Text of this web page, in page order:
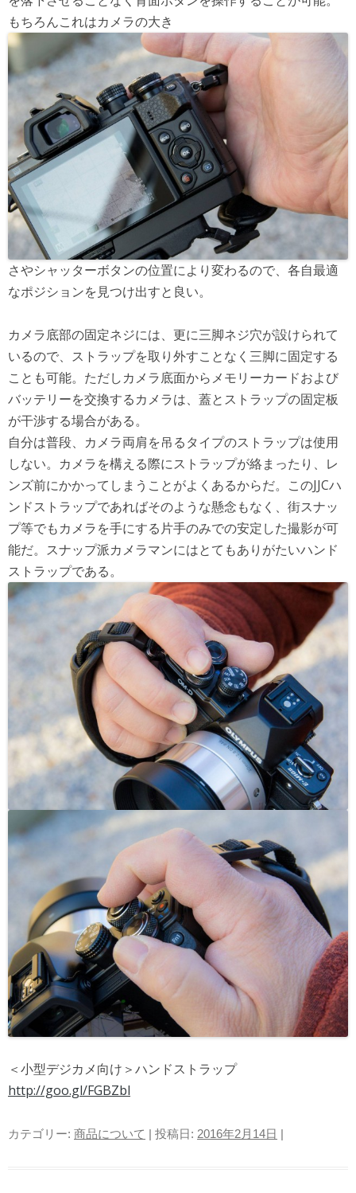
もちろんこれはカメラの大き
さやシャッターボタンの位置により変わるので、各自最適
なポジションを見つけ出すと良い。
カメラ底部の固定ネジには、更に三脚ネジ穴が設けられて
いるので、ストラップを取り外すことなく三脚に固定する
ことも可能。ただしカメラ底面からメモリーカードおよび
バッテリーを交換するカメラは、蓋とストラップの固定板
が干渉する場合がある。
自分は普段、カメラ両肩を吊るタイプのストラップは使用
しない。カメラを構える際にストラップが絡まったり、レ
ンズ前にかかってしまうことがよくあるからだ。このJJCハ
ンドストラップであればそのような懸念もなく、街スナッ
プ等でもカメラを手にする片手のみでの安定した撮影が可
能だ。スナップ派カメラマンにはとてもありがたいハンド
ストラップである。
＜小型デジカメ向け＞ハンドストラップ
http://goo.gl/FGBZbl
カテゴリー: 商品について | 投稿日: 2016年2月14日